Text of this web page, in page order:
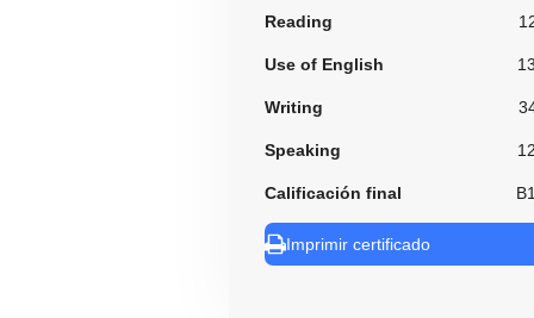
Reading
Use of English 13
Writing
Speaking 12
Calificación final
Imprimir certificado